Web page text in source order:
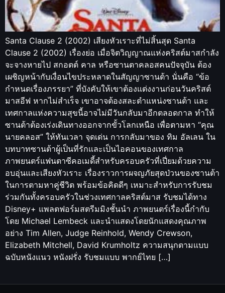
Santa Clause 2 (2002) เสียงหัวเราะที่ไม่สิ้นสุด Santa
Clause 2 (2002) เรื่องย่อ เมื่อจิตวิญญาณแห่งคริสต์มาสกำลัง
จะจางหายไป สกอตต์ คาล หรือซานตาคลอสคนปัจจุบัน ต้อง
เผชิญหน้ากับเงื่อนไขประหลาดในสัญญาซานต้า นั่นคือ “ข้อ
กำหนดเรื่องภรรยา” ที่บังคับให้เขาต้องแต่งงานก่อนวันคริสต์
มาสอีฟ หากไม่สำเร็จ เขาอาจต้องสละตำแหน่งซานต้า และ
เทศกาลแห่งความสุขนี้อาจไม่มีวันกลับมาอีกตลอดกาล ทำให้
ซานต้าต้องเร่งเดินทางออกจากขั้วโลกเหนือ เพื่อตามหา “คุณ
นายคลอส” ให้ทันเวลา จุดเด่น การกลับมาของ ทิม อัลเลน ใน
บทบาทซานต้าผู้เป็นที่รักและเป็นไอคอนของเทศกาล
ภาพยนตร์แฟนตาซีคอเมดี้สำหรับครอบครัวที่เปี่ยมด้วยความ
อบอุ่นและเสียงหัวเราะ เรื่องราวการผจญภัยสุดป่วนของซานต้า
ในการตามหาคู่ชีวิต พร้อมข้อคิดดีๆ เหมาะสำหรับการรับชม
ร่วมกันทั้งครอบครัวในช่วงเทศกาลคริสต์มาส รับชมได้ทาง
Disney+ แพลตฟอร์มสตรีมมิงชั้นนำ ภาพยนตร์เรื่องนี้กำกับ
โดย Michael Lembeck และนำแสดงโดยนักแสดงคุณภาพ
อย่าง Tim Allen, Judge Reinhold, Wendy Crewson,
Elizabeth Mitchell, David Krumholtz ความสนุกตามแบบ
ฉบับหนังแนว หนังฝรั่ง รับชมแบบ พากย์ไทย […]